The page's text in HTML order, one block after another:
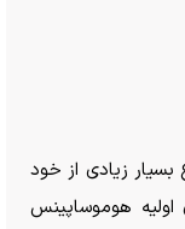
زیادی از خود
هوموساپینس